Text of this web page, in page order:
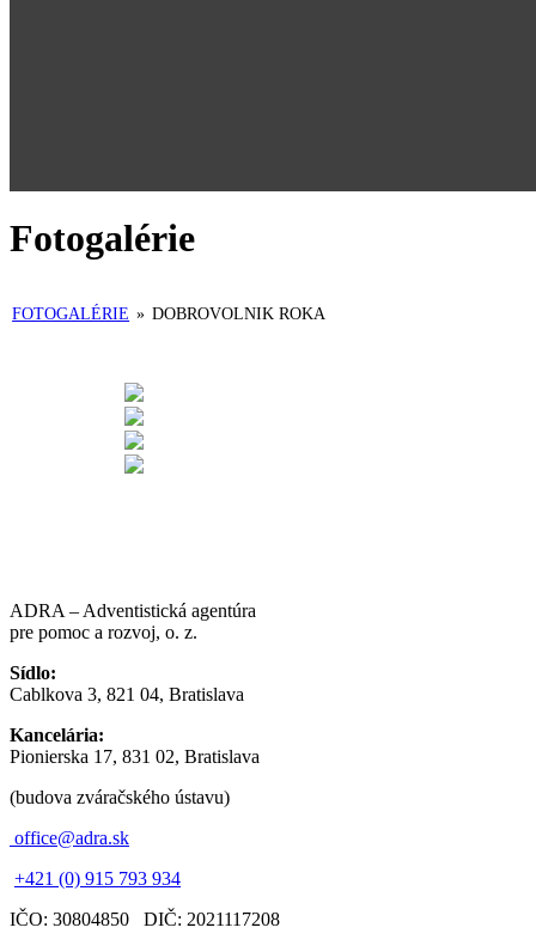
Fotogalérie
FOTOGALÉRIE » DOBROVOLNIK ROKA
ADRA – Adventistická agentúra
pre pomoc a rozvoj, o. z.
Sídlo:
Cablkova 3, 821 04, Bratislava
Kancelária:
Pionierska 17, 831 02, Bratislava
(budova zváračského ústavu)
office@adra.sk
+421 (0) 915 793 934
IČO: 30804850 DIČ: 2021117208